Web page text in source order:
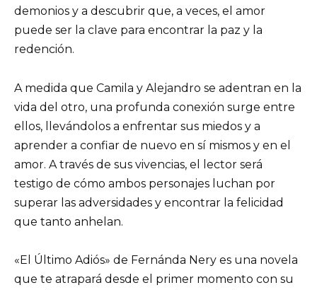
demonios y a descubrir que, a veces, el amor
puede ser la clave para encontrar la paz y la
redención.
A medida que Camila y Alejandro se adentran en la
vida del otro, una profunda conexión surge entre
ellos, llevándolos a enfrentar sus miedos y a
aprender a confiar de nuevo en sí mismos y en el
amor. A través de sus vivencias, el lector será
testigo de cómo ambos personajes luchan por
superar las adversidades y encontrar la felicidad
que tanto anhelan.
«El Último Adiós» de Fernánda Nery es una novela
que te atrapará desde el primer momento con su